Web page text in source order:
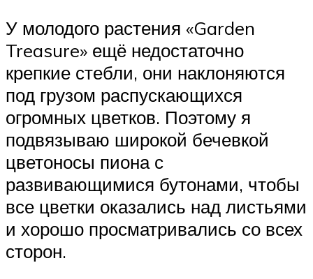
У молодого растения «Garden
Treasure» ещё недостаточно
крепкие стебли, они наклоняются
под грузом распускающихся
огромных цветков. Поэтому я
подвязываю широкой бечевкой
цветоносы пиона с
развивающимися бутонами, чтобы
все цветки оказались над листьями
и хорошо просматривались со всех
сторон.